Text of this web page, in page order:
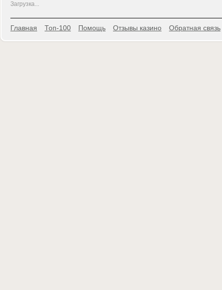
Загрузка...
Главная Топ-100 Помощь Отзывы казино Обратная связь